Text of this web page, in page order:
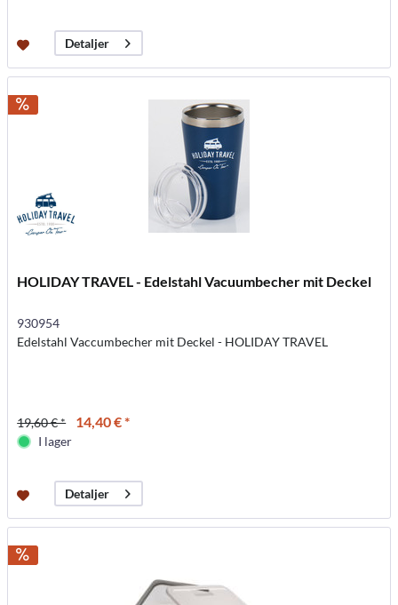
Detaljer
HOLIDAY TRAVEL - Edelstahl Vacuumbecher mit Deckel
930954
Edelstahl Vaccumbecher mit Deckel - HOLIDAY TRAVEL
19,60 € * 14,40 € *
I lager
Detaljer